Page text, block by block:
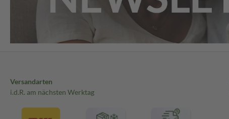
Versandarten
i.d.R. am nächsten Werktag